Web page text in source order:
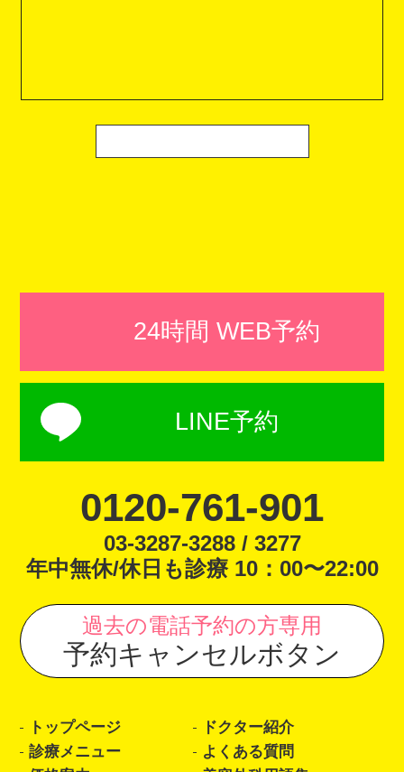
24時間 WEB予約
LINE予約
0120-761-901
03-3287-3288 / 3277
年中無休/休日も診療 10：00〜22:00
過去の電話予約の方専用
予約キャンセルボタン
トップページ
ドクター紹介
診療メニュー
よくある質問